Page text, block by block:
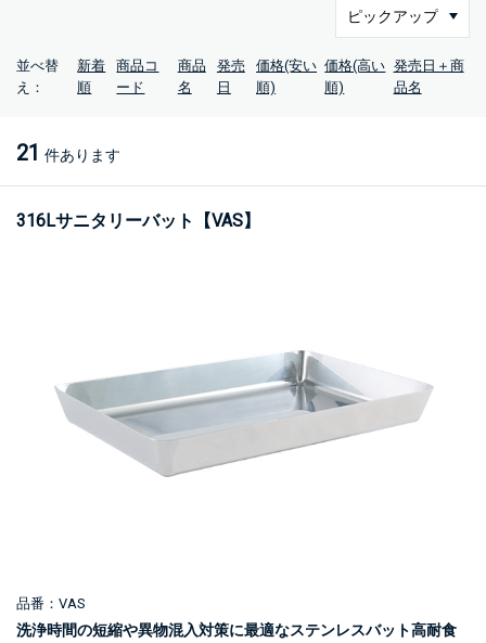
並べ替
え：
新着
順
商品コ
ード
商品
名
発売
日
価格(安い
順)
価格(高い
順)
発売日＋商
品名
21 件あります
316Lサニタリーバット【VAS】
品番：VAS
洗浄時間の短縮や異物混入対策に最適なステンレスバット高耐食